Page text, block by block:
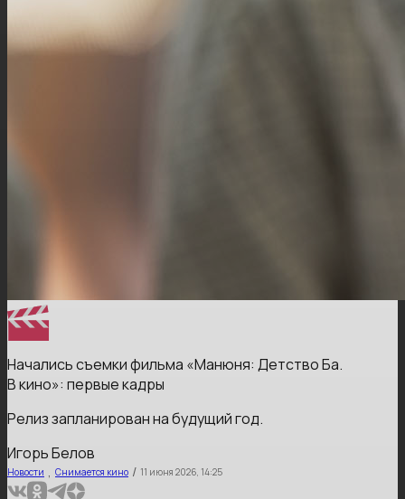
Начались съемки фильма «Манюня: Детство Ба.
В кино»: первые кадры
Релиз запланирован на будущий год.
Игорь Белов
Новости , Снимается кино / 11 июня 2026, 14:25